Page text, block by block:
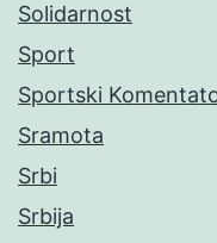
Solidarnost
Sport
Sportski
Sramota
Srbi
Srbija